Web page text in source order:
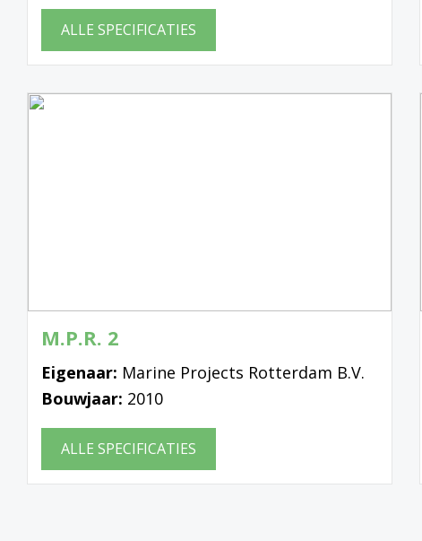
ALLE SPECIFICATIES
M.P.R. 2
Eigenaar: Marine Projects Rotterdam B.V.
Bouwjaar: 2010
ALLE SPECIFICATIES